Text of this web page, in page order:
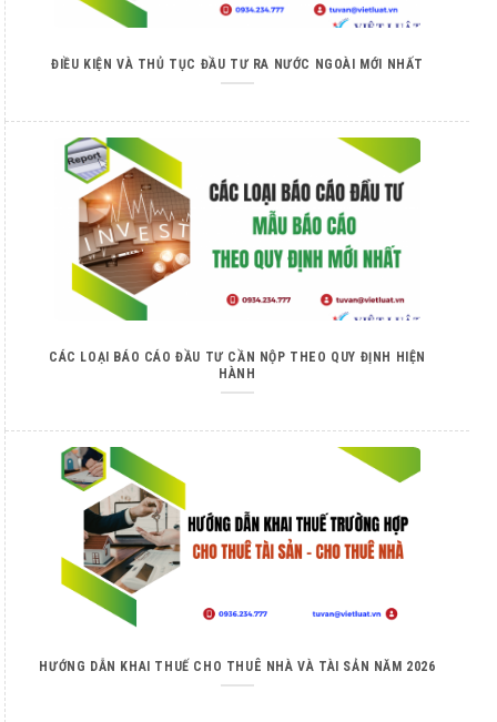
ĐIỀU KIỆN VÀ THỦ TỤC ĐẦU TƯ RA NƯỚC NGOÀI MỚI NHẤT
CÁC LOẠI BÁO CÁO ĐẦU TƯ CẦN NỘP THEO QUY ĐỊNH HIỆN
HÀNH
HƯỚNG DẪN KHAI THUẾ CHO THUÊ NHÀ VÀ TÀI SẢN NĂM 2026